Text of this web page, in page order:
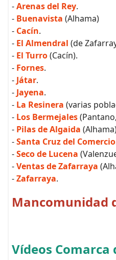
-Arenas del Rey.
- Buenavista (Alhama)
- Cacín.
- El Almendral (de
- El Turro(Cacín).
- Fornes.
- Játar.
- Jayena.
- La Resinera (varias
- Los Bermejales
- Pilas de Algaida
-Santa Cruz del Comercio
-Seco de Lucena
-Ventas de Zafarraya
-Zafarraya.
Mancomunidad
Vídeos Comarca